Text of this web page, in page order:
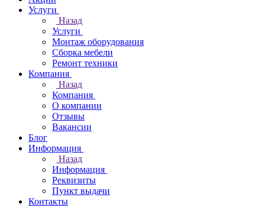
Услуги
Назад
Услуги
Монтаж оборудования
Сборка мебели
Ремонт техники
Компания
Назад
Компания
О компании
Отзывы
Вакансии
Блог
Информация
Назад
Информация
Реквизиты
Пункт выдачи
Контакты